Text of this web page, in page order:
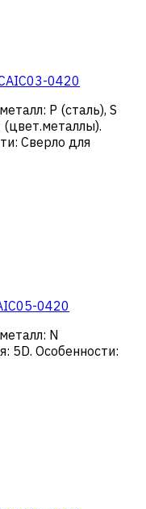
0420
: Р (сталь), S
.
: Сверло для
0420
: N
: 5D. Особенности: